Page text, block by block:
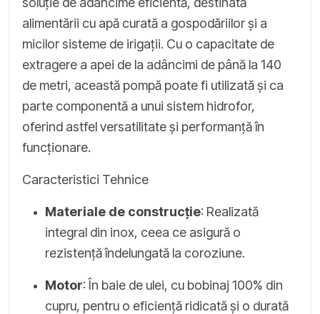
alimentării cu apă curată a gospodăriilor și a
micilor sisteme de irigații. Cu o capacitate de
extragere a apei de la adâncimi de până la 140
de metri, această pompă poate fi utilizată și ca
parte componentă a unui sistem hidrofor,
oferind astfel versatilitate și performanță în
funcționare.
Caracteristici Tehnice
Materiale de construcție: Realizată
integral din inox, ceea ce asigură o
rezistență îndelungată la coroziune.
Motor: În baie de ulei, cu bobinaj 100% din
cupru, pentru o eficiență ridicată și o durată